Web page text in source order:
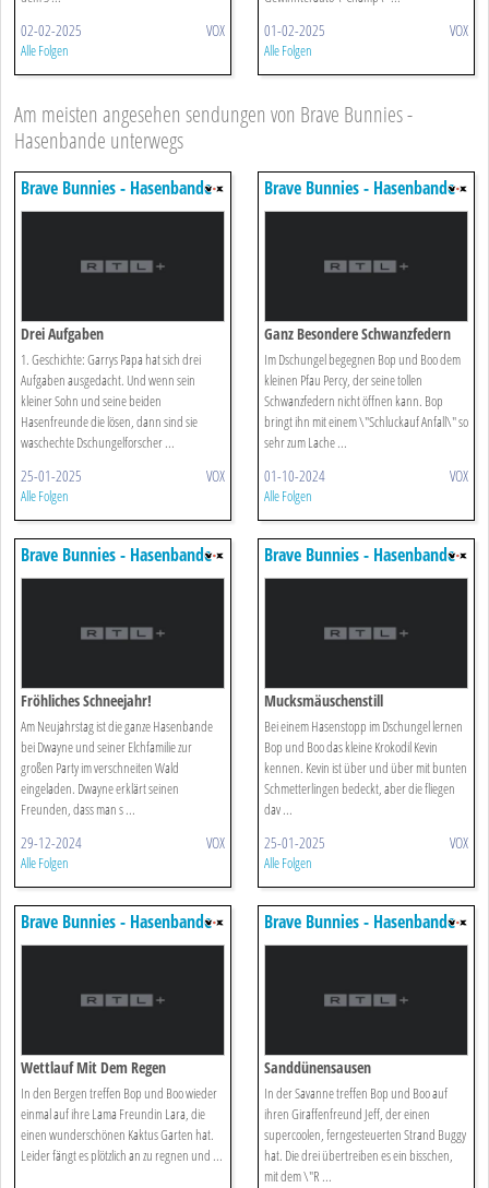
02-02-2025 VOX
Alle Folgen
01-02-2025 VOX
Alle Folgen
Am meisten angesehen sendungen von Brave Bunnies -
Hasenbande unterwegs
Brave Bunnies - Hasenbande
Unterwegs
Drei Aufgaben
1. Geschichte: Garrys Papa hat sich drei
Aufgaben ausgedacht. Und wenn sein
kleiner Sohn und seine beiden
Hasenfreunde die lösen, dann sind sie
waschechte Dschungelforscher ...
25-01-2025 VOX
Alle Folgen
Brave Bunnies - Hasenbande
Unterwegs
Ganz Besondere Schwanzfedern
Im Dschungel begegnen Bop und Boo dem
kleinen Pfau Percy, der seine tollen
Schwanzfedern nicht öffnen kann. Bop
bringt ihn mit einem \"Schluckauf Anfall\" so
sehr zum Lache ...
01-10-2024 VOX
Alle Folgen
Brave Bunnies - Hasenbande
Unterwegs
Fröhliches Schneejahr!
Am Neujahrstag ist die ganze Hasenbande
bei Dwayne und seiner Elchfamilie zur
großen Party im verschneiten Wald
eingeladen. Dwayne erklärt seinen
Freunden, dass man s ...
29-12-2024 VOX
Alle Folgen
Brave Bunnies - Hasenbande
Unterwegs
Mucksmäuschenstill
Bei einem Hasenstopp im Dschungel lernen
Bop und Boo das kleine Krokodil Kevin
kennen. Kevin ist über und über mit bunten
Schmetterlingen bedeckt, aber die fliegen
dav ...
25-01-2025 VOX
Alle Folgen
Brave Bunnies - Hasenbande
Unterwegs
Wettlauf Mit Dem Regen
In den Bergen treffen Bop und Boo wieder
einmal auf ihre Lama Freundin Lara, die
einen wunderschönen Kaktus Garten hat.
Leider fängt es plötzlich an zu regnen und ...
Brave Bunnies - Hasenbande
Unterwegs
Sanddünensausen
In der Savanne treffen Bop und Boo auf
ihren Giraffenfreund Jeff, der einen
supercoolen, ferngesteuerten Strand Buggy
hat. Die drei übertreiben es ein bisschen,
mit dem \"R ...